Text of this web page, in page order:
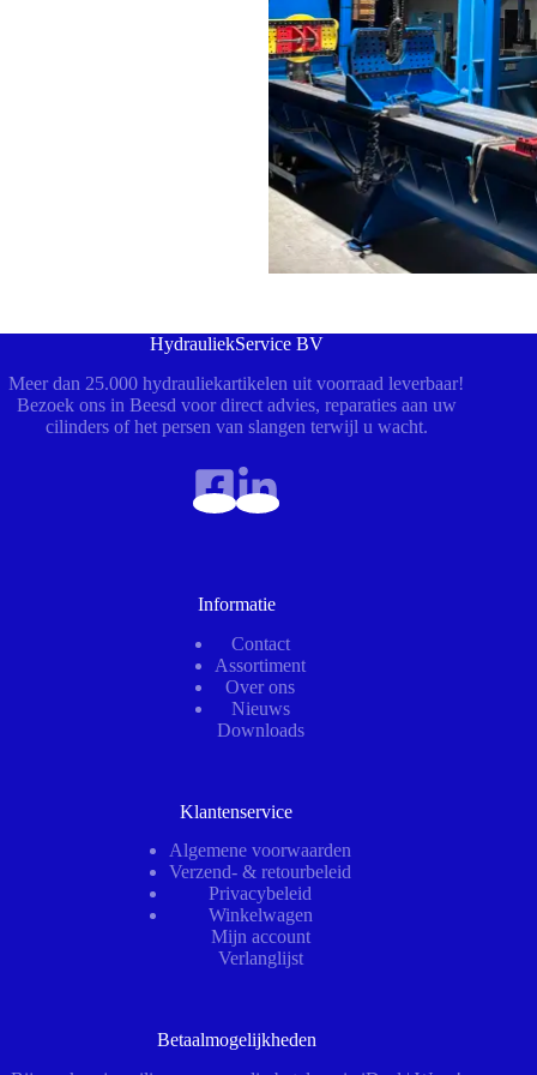
HydrauliekService BV
Meer dan 25.000 hydrauliekartikelen uit voorraad leverbaar!
Bezoek ons in Beesd voor direct advies, reparaties aan uw
cilinders of het persen van slangen terwijl u wacht.
Informatie
Contact
Assortiment
Over ons
Nieuws
Downloads
Klantenservice
Algemene voorwaarden
Verzend- & retourbeleid
Privacybeleid
Winkelwagen
Mijn account
Verlanglijst
Betaalmogelijkheden